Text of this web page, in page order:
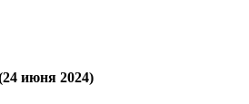
июня 2024)